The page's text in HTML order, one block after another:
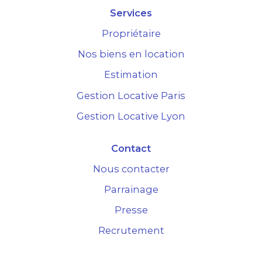
Services
Propriétaire
Nos biens en location
Estimation
Gestion Locative Paris
Gestion Locative Lyon
Contact
Nous contacter
Parrainage
Presse
Recrutement